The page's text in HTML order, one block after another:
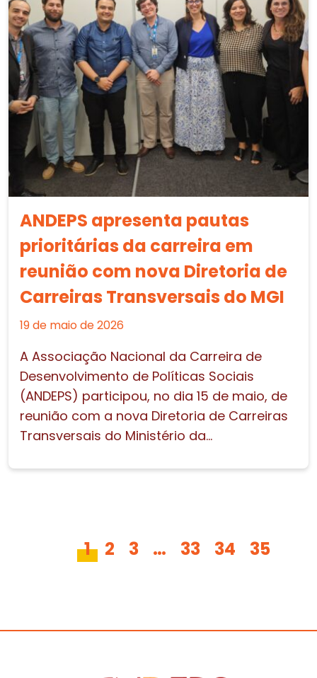
ANDEPS apresenta pautas
prioritárias da carreira em
reunião com nova Diretoria de
Carreiras Transversais do MGI
19 de maio de 2026
A Associação Nacional da Carreira de
Desenvolvimento de Políticas Sociais
(ANDEPS) participou, no dia 15 de maio, de
reunião com a nova Diretoria de Carreiras
Transversais do Ministério da...
1 2 3 … 33 34 35